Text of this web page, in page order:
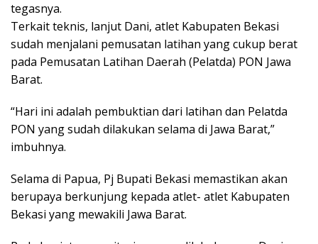
tegasnya.
Terkait teknis, lanjut Dani, atlet Kabupaten Bekasi
sudah menjalani pemusatan latihan yang cukup berat
pada Pemusatan Latihan Daerah (Pelatda) PON Jawa
Barat.
“Hari ini adalah pembuktian dari latihan dan Pelatda
PON yang sudah dilakukan selama di Jawa Barat,”
imbuhnya.
Selama di Papua, Pj Bupati Bekasi memastikan akan
berupaya berkunjung kepada atlet- atlet Kabupaten
Bekasi yang mewakili Jawa Barat.